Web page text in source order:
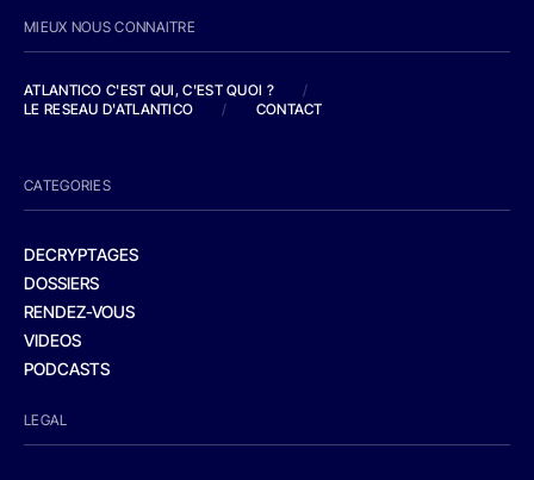
MIEUX NOUS CONNAITRE
ATLANTICO C'EST QUI, C'EST QUOI ?
/
LE RESEAU D'ATLANTICO
/ CONTACT
CATEGORIES
DECRYPTAGES
DOSSIERS
RENDEZ-VOUS
VIDEOS
PODCASTS
LEGAL